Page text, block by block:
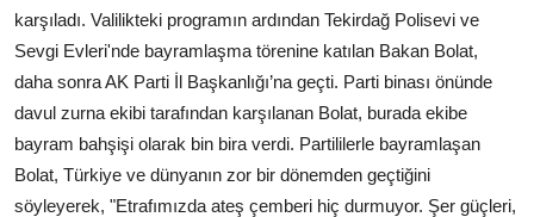
karşıladı. Valilikteki programın ardından Tekirdağ Polisevi ve
Sevgi Evleri'nde bayramlaşma törenine katılan Bakan Bolat,
daha sonra AK Parti İl Başkanlığı’na geçti. Parti binası önünde
davul zurna ekibi tarafından karşılanan Bolat, burada ekibe
bayram bahşişi olarak bin bira verdi. Partililerle bayramlaşan
Bolat, Türkiye ve dünyanın zor bir dönemden geçtiğini
söyleyerek, "Etrafımızda ateş çemberi hiç durmuyor. Şer güçleri,